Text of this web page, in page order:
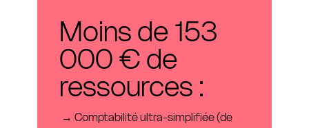
Moins de 153
000 € de
ressources :
→ Comptabilité ultra-simplifiée (de